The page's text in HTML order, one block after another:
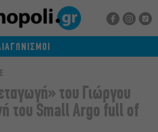
του Γιώργου
του Small Argo full of